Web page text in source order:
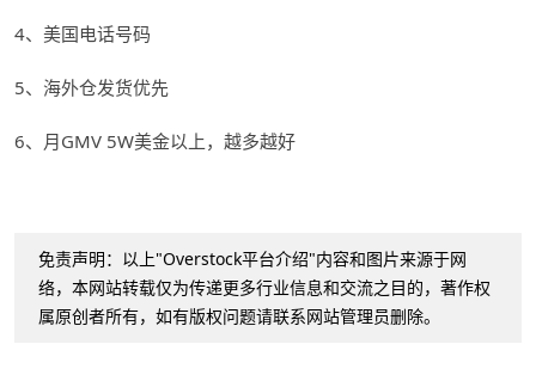
4、美国电话号码
5、海外仓发货优先
6、月GMV 5W美金以上，越多越好
免责声明：以上"Overstock平台介绍"内容和图片来源于网
络，本网站转载仅为传递更多行业信息和交流之目的，著作权
属原创者所有，如有版权问题请联系网站管理员删除。